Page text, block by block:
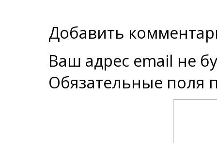
Добавить
Ваш адрес email не
Обязательные поля